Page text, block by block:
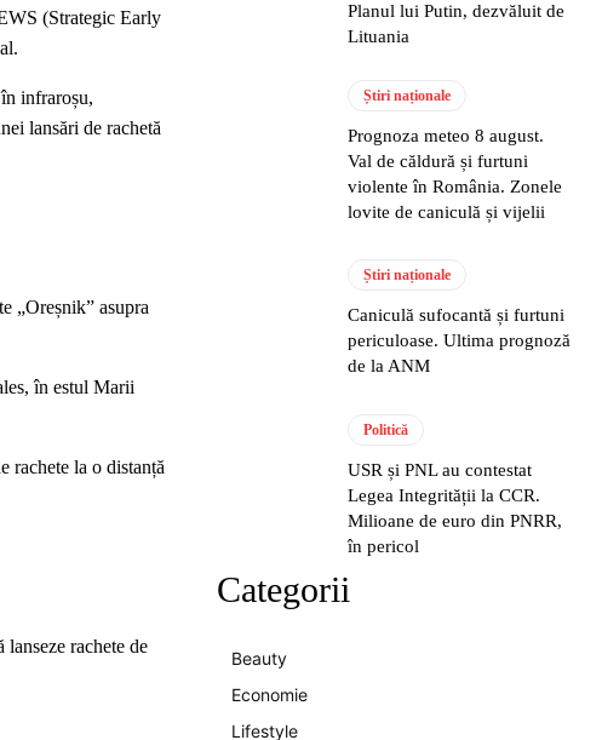
(Strategic Early
infraroșu,
lansări de rachetă
„Oreșnik” asupra
în estul Marii
rachete la o distanță
rachete de
Planul lui Putin, dezvăluit de
Lituania
Știri naționale
Prognoza meteo 8 august.
Val de căldură și furtuni
violente în România. Zonele
lovite de caniculă și vijelii
Știri naționale
Caniculă sufocantă și furtuni
periculoase. Ultima prognoză
de la ANM
Politică
USR și PNL au contestat
Legea Integrității la CCR.
Milioane de euro din PNRR,
în pericol
Categorii
Beauty
Economie
Lifestyle